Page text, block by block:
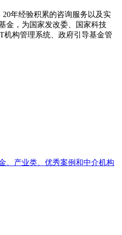
年经验积累的咨询服务以及实
金，为国家发改委、国家科技
机构管理系统、政府引导基金管
、产业类、优秀案例和中介机构